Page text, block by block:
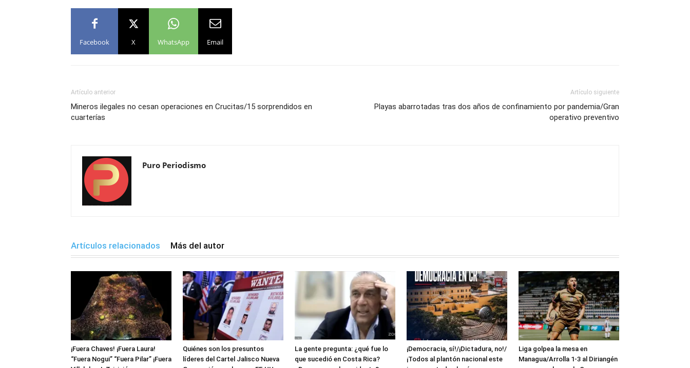
Facebook X WhatsApp Email
Artículo anterior
Mineros ilegales no cesan operaciones en Crucitas/15 sorprendidos en
cuarterías
Artículo siguiente
Playas abarrotadas tras dos años de confinamiento por pandemia/Gran
operativo preventivo
Puro Periodismo
Artículos relacionados Más del autor
¡Fuera Chaves! ¡Fuera Laura!
“Fuera Nogui” “Fuera Pilar” ¡Fuera
Quiénes son los presuntos
líderes del Cartel Jalisco Nueva
La gente pregunta: ¿qué fue lo
que sucedió en Costa Rica?
¡Democracia, sí!/¡Dictadura, no!/
¡Todos al plantón nacional este
Liga golpea la mesa en
Managua/Arrolla 1-3 al Diriangén